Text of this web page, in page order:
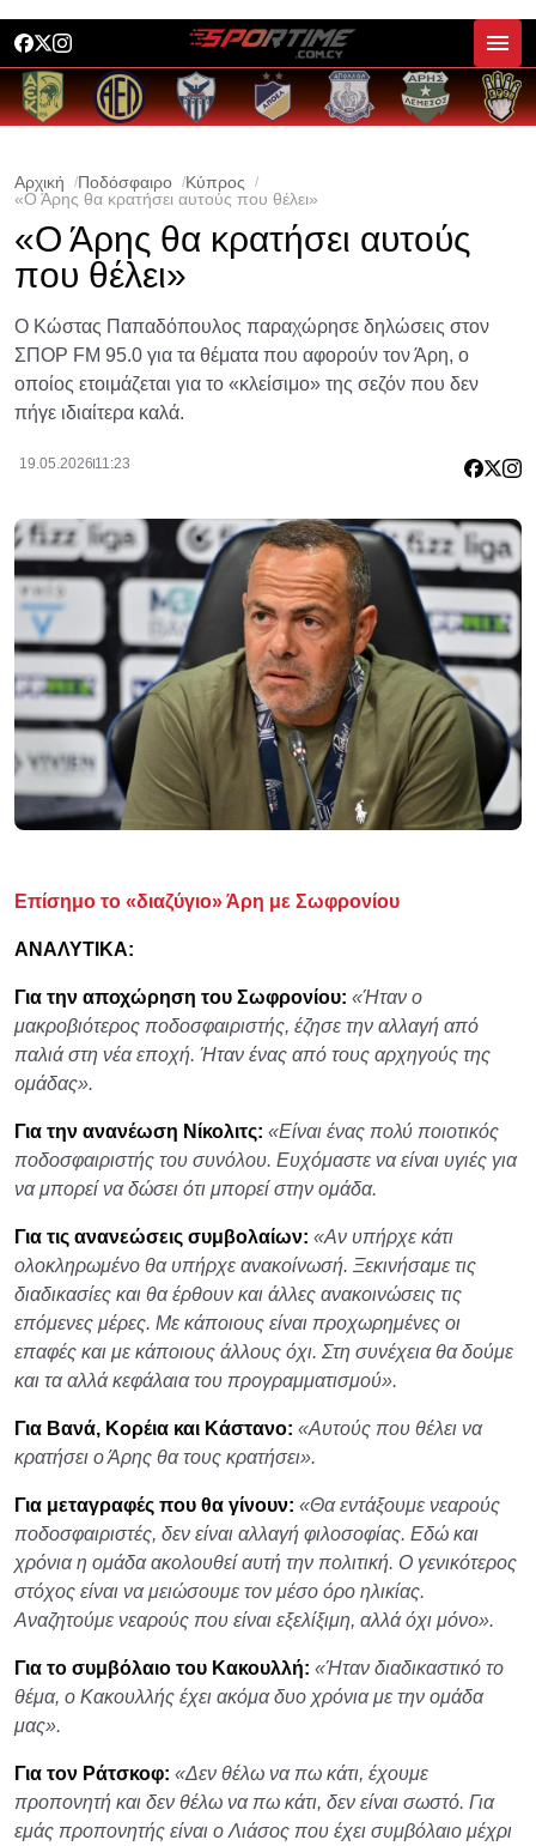
Αρχική Ποδόσφαιρο
Κύπρος
«Ο Άρης θα κρατήσει αυτούς που θέλει»
«Ο Άρης θα κρατήσει αυτούς
που θέλει»
Ο Κώστας Παπαδόπουλος παραχώρησε δηλώσεις στον
ΣΠΟΡ FM 95.0 για τα θέματα που αφορούν τον Άρη, ο
οποίος ετοιμάζεται για το «κλείσιμο» της σεζόν που δεν
πήγε ιδιαίτερα καλά.
19.05.2026 11:23
Επίσημο το «διαζύγιο» Άρη με Σωφρονίου
ΑΝΑΛΥΤΙΚΑ:
Για την αποχώρηση του Σωφρονίου: «Ήταν ο
μακροβιότερος ποδοσφαιριστής, έζησε την αλλαγή από
παλιά στη νέα εποχή. Ήταν ένας από τους αρχηγούς της
ομάδας».
Για την ανανέωση Νίκολιτς: «Είναι ένας πολύ ποιοτικός
ποδοσφαιριστής του συνόλου. Ευχόμαστε να είναι υγιές για
να μπορεί να δώσει ότι μπορεί στην ομάδα.
Για τις ανανεώσεις συμβολαίων: «Αν υπήρχε κάτι
ολοκληρωμένο θα υπήρχε ανακοίνωσή. Ξεκινήσαμε τις
διαδικασίες και θα έρθουν και άλλες ανακοινώσεις τις
επόμενες μέρες. Με κάποιους είναι προχωρημένες οι
επαφές και με κάποιους άλλους όχι. Στη συνέχεια θα δούμε
και τα αλλά κεφάλαια του προγραμματισμού».
Για Βανά, Κορέια και Κάστανο: «Αυτούς που θέλει να
κρατήσει ο Άρης θα τους κρατήσει».
Για μεταγραφές που θα γίνουν: «Θα εντάξουμε νεαρούς
ποδοσφαιριστές, δεν είναι αλλαγή φιλοσοφίας. Εδώ και
χρόνια η ομάδα ακολουθεί αυτή την πολιτική. Ο γενικότερος
στόχος είναι να μειώσουμε τον μέσο όρο ηλικίας.
Αναζητούμε νεαρούς που είναι εξελίξιμη, αλλά όχι μόνο».
Για το συμβόλαιο του Κακουλλή: «Ήταν διαδικαστικό το
θέμα, ο Κακουλλής έχει ακόμα δυο χρόνια με την ομάδα
μας».
Για τον Ράτσκοφ: «Δεν θέλω να πω κάτι, έχουμε
προπονητή και δεν θέλω να πω κάτι, δεν είναι σωστό. Για
εμάς προπονητής είναι ο Λιάσος που έχει συμβόλαιο μέχρι